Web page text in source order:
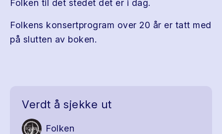
Folken til det stedet det er i dag.
Folkens konsertprogram over 20 år er tatt med
på slutten av boken.
Verdt å sjekke ut
Folken